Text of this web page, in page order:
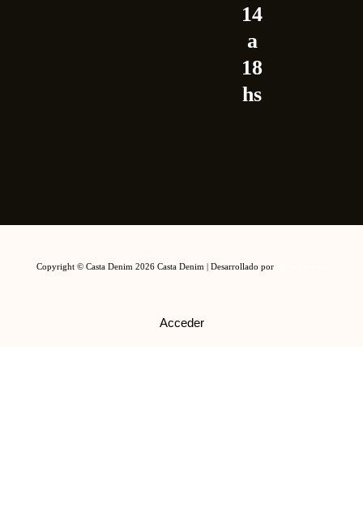
14
a
18
hs
Copyright © Casta Denim 2026 Casta Denim | Desarrollado por
Acceder